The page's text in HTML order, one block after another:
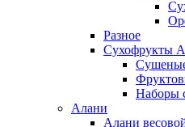
Разное
Сухофрукты
Наборы
Алани
Алани